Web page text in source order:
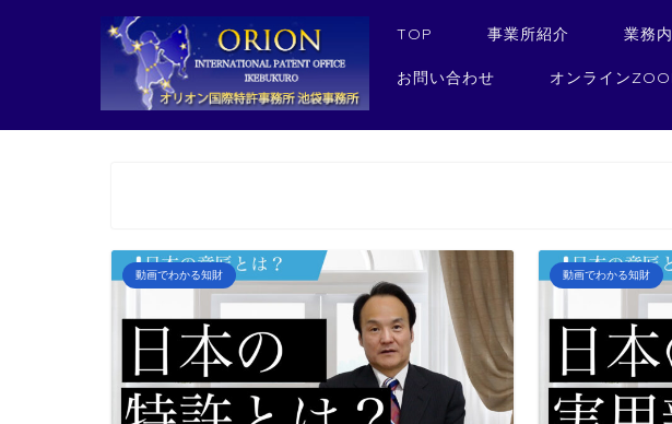
TOP 事業所紹介 業務
お問い合わせ オンライン
動画でわかる知財 動画でわかる知財